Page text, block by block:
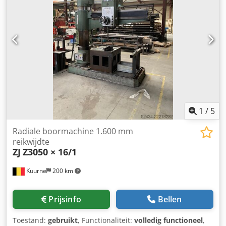
Hydraulisch en elektrisch plan zijn beschikbaar
1 / 5
Kuurne 200 km
Radiale boormachine 1.600 mm
reikwijdte
ZJ Z3050 × 16/1
Prijsinfo Bellen
Toestand: gebruikt, Functionaliteit: volledig functioneel,